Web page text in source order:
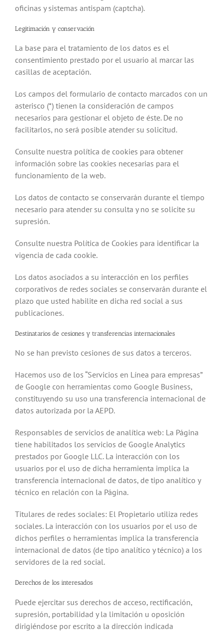
oficinas y sistemas antispam (captcha).
Legitimación y conservación
La base para el tratamiento de los datos es el
consentimiento prestado por el usuario al marcar las
casillas de aceptación.
Los campos del formulario de contacto marcados con un
asterisco (*) tienen la consideración de campos
necesarios para gestionar el objeto de éste. De no
facilitarlos, no será posible atender su solicitud.
Consulte nuestra política de cookies para obtener
información sobre las cookies necesarias para el
funcionamiento de la web.
Los datos de contacto se conservarán durante el tiempo
necesario para atender su consulta y no se solicite su
supresión.
Consulte nuestra Política de Cookies para identificar la
vigencia de cada cookie.
Los datos asociados a su interacción en los perfiles
corporativos de redes sociales se conservarán durante el
plazo que usted habilite en dicha red social a sus
publicaciones.
Destinatarios de cesiones y transferencias internacionales
No se han previsto cesiones de sus datos a terceros.
Hacemos uso de los “Servicios en Línea para empresas”
de Google con herramientas como Google Business,
constituyendo su uso una transferencia internacional de
datos autorizada por la AEPD.
Responsables de servicios de analítica web: La Página
tiene habilitados los servicios de Google Analytics
prestados por Google LLC. La interacción con los
usuarios por el uso de dicha herramienta implica la
transferencia internacional de datos, de tipo analítico y
técnico en relación con la Página.
Titulares de redes sociales: El Propietario utiliza redes
sociales. La interacción con los usuarios por el uso de
dichos perfiles o herramientas implica la transferencia
internacional de datos (de tipo analítico y técnico) a los
servidores de la red social.
Derechos de los interesados
Puede ejercitar sus derechos de acceso, rectificación,
supresión, portabilidad y la limitación u oposición
dirigiéndose por escrito a la dirección indicada